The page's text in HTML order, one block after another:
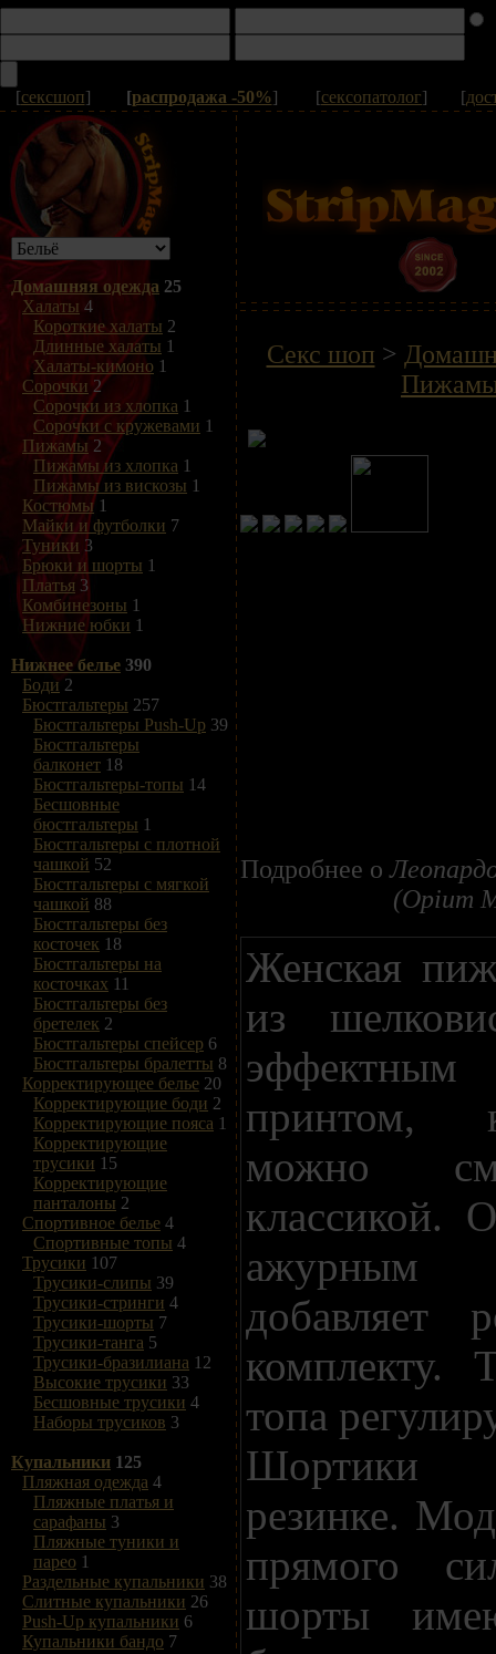
[сексшоп] [распродажа -50%] [сексопатолог] [
Домашняя одежда 25
Халаты 4
Короткие халаты 2
Длинные халаты 1
Халаты-кимоно 1
Сорочки 2
Сорочки из хлопка 1
Сорочки с кружевами 1
Пижамы 2
Пижамы из хлопка 1
Пижамы из вискозы 1
Костюмы1
Майки и футболки 7
Туники 3
Брюки и шорты 1
Платья 3
Комбинезоны 1
Нижние юбки 1
Нижнее белье 390
Боди 2
Бюстгальтеры 257
Бюстгальтеры Push-Up 39
Бюстгальтеры
балконет 18
Бюстгальтеры-топы 14
Бесшовные
бюстгальтеры 1
Бюстгальтеры с плотной
чашкой 52
Бюстгальтеры с мягкой
чашкой 88
Бюстгальтеры без
косточек 18
Бюстгальтеры на
косточках 11
Бюстгальтеры без
бретелек 2
Бюстгальтеры спейсер 6
Бюстгальтеры бралетты 8
Корректирующее белье 20
Корректирующие боди 2
Корректирующие пояса 1
Корректирующие
трусики 15
Корректирующие
панталоны 2
Спортивное белье 4
Спортивные топы 4
Трусики 107
Трусики-слипы 39
Трусики-стринги 4
Трусики-шорты 7
Трусики-танга 5
Трусики-бразилиана 12
Высокие трусики 33
Бесшовные трусики 4
Наборы трусиков 3
Купальники 125
Пляжная одежда 4
Пляжные платья и
сарафаны 3
Пляжные туники и
парео 1
Раздельные купальники 38
Слитные купальники 26
Push-Up купальники 6
Купальники бандо 7
Секс шоп >
Подробнее о
(Opium
Женская
из
эффектным
принтом,
можно
классикой.
добавляет
комплекту.
топа
Шортики
резинке.
прямого
шорты